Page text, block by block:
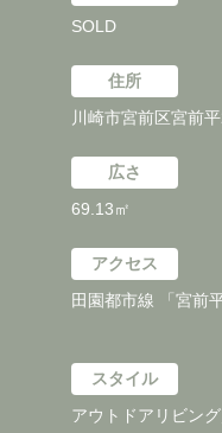
SOLD
住所
川崎市宮前区宮前
広さ
69.13㎡
アクセス
田園都市線 「宮前
スタイル
アウトドアリビン